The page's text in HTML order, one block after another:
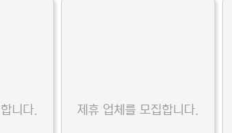
니다. 제휴 업체를 모집합니다.